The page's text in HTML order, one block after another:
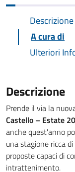
Descrizione
A cura di
Ulteriori
Descrizione
Prende il via la
Castello – Estate
anche quest'anno
una stagione ricca
proposte capaci di
intrattenimento.